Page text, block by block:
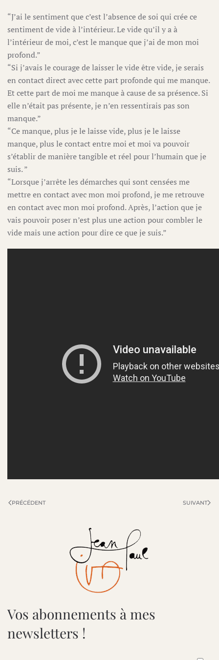
“J’ai le sentiment que c’est l’absence de soi qui crée ce
sentiment de vide à l’intérieur. Le vide qu’il y a à
l’intérieur de moi, c’est le manque que j’ai de mon moi
profond.”
“Si j’avais le courage de laisser le vide être vide, je serais
en contact direct avec cette part profonde qui me manque.
Et cette part de moi me manque à cause de sa présence. Si
elle n’était pas présente, je n’en ressentirais pas son
manque.”
“Ce manque, plus je le laisse vide, plus je le laisse
manque, plus le contact entre moi et moi va pouvoir
s’établir de manière tangible et réel pour l’humain que je
suis. ”
“Lorsque j’arrête les démarches qui sont censées me
mettre en contact avec mon moi profond, je me retrouve
en contact avec mon moi profond. Après, l’action que je
vais pouvoir poser n’est plus une action pour combler le
vide mais une action pour dire ce que je suis.”
PRÉCÉDENT SUIVANT
Vos abonnements à mes
newsletters !